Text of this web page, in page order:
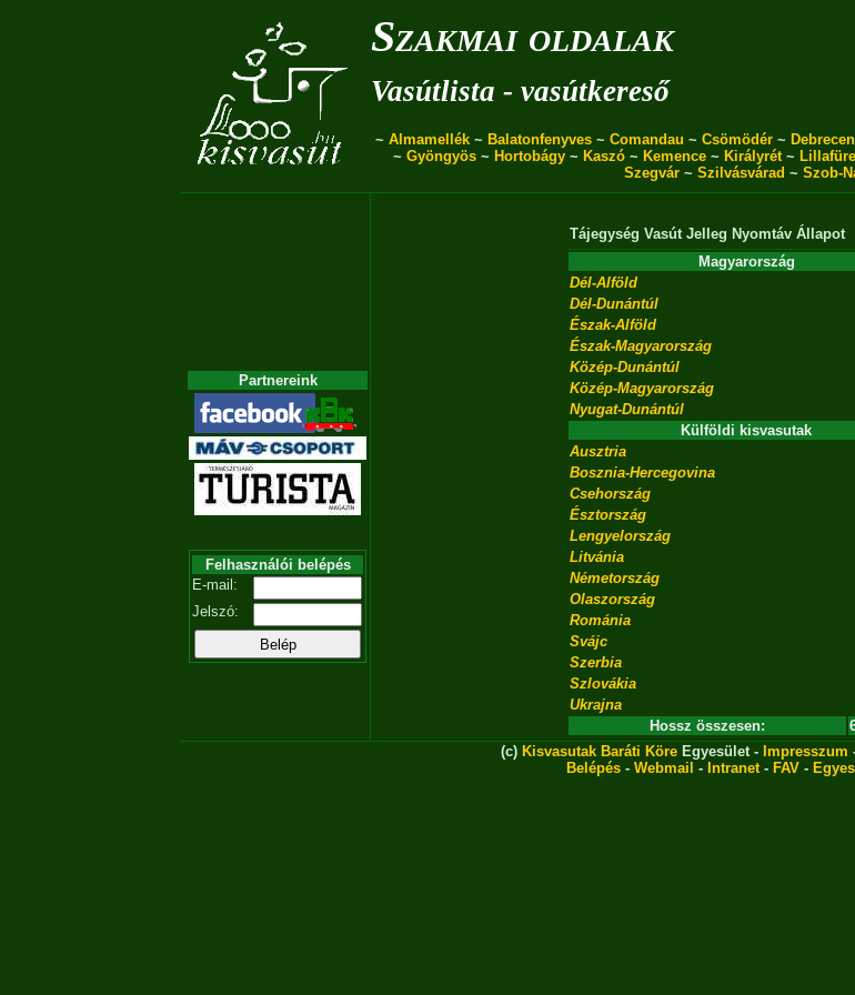
Szakmai oldalak
Vasútlista - vasútkereső
~ Almamellék~ Balatonfenyves~ Comandau ~ Csömödér~
~ Gyöngyös~ Hortobágy~ Kaszó~ Kemence~ Királyrét~
Szegvár ~ Szilvásvárad ~ Szob-
Partnereink
Felhasználói belépés
E-mail:
Jelszó:
Tájegység Vasút Jelleg Nyomtáv Állapot
Magyarország
Dél-Alföld
Dél-Dunántúl
Észak-Alföld
Észak-Magyarország
Közép-Dunántúl
Közép-Magyarország
Nyugat-Dunántúl
Külföldi kisvasutak
Ausztria
Bosznia-Hercegovina
Csehország
Észtország
Lengyelország
Litvánia
Németország
Olaszország
Románia
Svájc
Szerbia
Szlovákia
Ukrajna
Hossz összesen:
(c) Kisvasutak Baráti Köre Egyesület - Impresszum
Belépés - Webmail - Intranet- FAV -